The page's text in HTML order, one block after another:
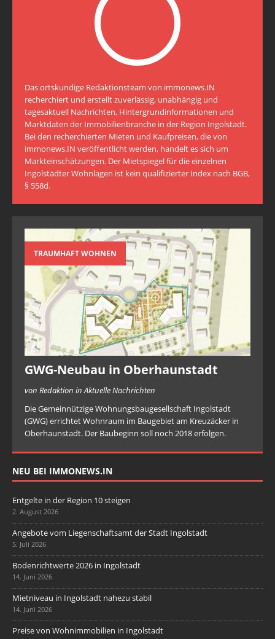
Das ortskundige Redaktionsteam von immonews.IN
recherchiert und erstellt zuverlässig, unabhängig und
tagesaktuell Nachrichten, Hintergrundinformationen und
Marktdaten der Immobilienbranche in der Region Ingolstadt.
Bei den recherchierten Mieten und Kaufpreisen, die von
immonews.IN veröffentlicht werden, handelt es sich um
Markteinschätzungen. Der Mietspiegel für die einzelnen
Ingolstädter Wohnlagen ist kein qualifizierter Index nach BGB,
§ 558d.
TRAUMHAFT WOHNEN
GWG-Neubau in Oberhaunstadt
von Redaktion in Aktuelle Nachrichten
Die Gemeinnützige Wohnungsbaugesellschaft Ingolstadt
(GWG) errichtet Wohnraum im Baugebiet am Kreuzäcker in
Oberhaunstadt. Der Baubeginn soll noch 2018 erfolgen.
NEU BEI IMMONEWS.IN
Entgelte in der Region 10 steigen
2. August 2026
Angebote vom Liegenschaftsamt der Stadt Ingolstadt
5. Juli 2026
Bodenrichtwerte 2026 in Ingolstadt
14. Juni 2026
Mietniveau in Ingolstadt nahezu stabil
14. Juni 2026
Preise von Wohnimmobilien in Ingolstadt